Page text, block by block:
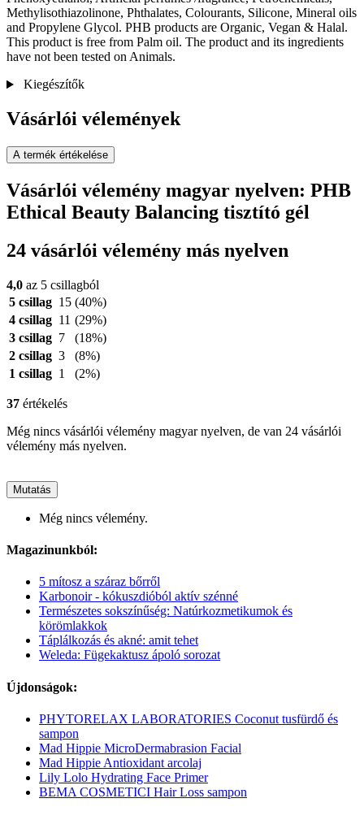
Methylisothiazolinone, Phthalates, Colourants, Silicone, Mineral oils
and Propylene Glycol. PHB products are Organic, Vegan & Halal.
This product is free from Palm oil. The product and its ingredients
have not been tested on Animals.
Kiegészítők
Vásárlói vélemények
A termék értékelése
Vásárlói vélemény magyar nyelven: PHB
Ethical Beauty Balancing tisztító gél
24 vásárlói vélemény más nyelven
4,0 az 5 csillagból
5 csillag 15 (40%)
4 csillag 11 (29%)
3 csillag 7
(18%)
2 csillag 3
(8%)
1 csillag 1 (2%)
37 értékelés
Még nincs vásárlói vélemény magyar nyelven, de van 24 vásárlói
vélemény más nyelven.
Mutatás
Még nincs vélemény.
Magazinunkból:
5 mítosz a száraz bőrről
Karbonoir - kókuszdióból aktív szénné
Természetes sokszínűség: Natúrkozmetikumok és
körömlakkok
Táplálkozás és akné: amit tehet
Weleda: Fügekaktusz ápoló sorozat
Újdonságok:
PHYTORELAX LABORATORIES Coconut tusfürdő és
sampon
Mad Hippie MicroDermabrasion Facial
Mad Hippie Antioxidant arcolaj
Lily Lolo Hydrating Face Primer
BEMA COSMETICI Hair Loss sampon